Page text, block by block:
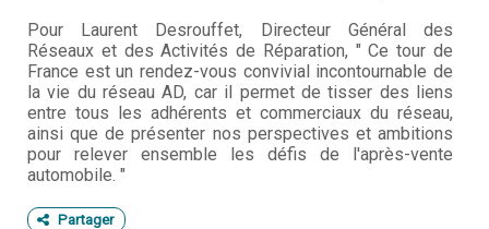
Pour Laurent Desrouffet, Directeur Général des
Réseaux et des Activités de Réparation, " Ce tour de
France est un rendez-vous convivial incontournable de
la vie du réseau AD, car il permet de tisser des liens
entre tous les adhérents et commerciaux du réseau,
ainsi que de présenter nos perspectives et ambitions
pour relever ensemble les défis de l'après-vente
automobile. "
Partager